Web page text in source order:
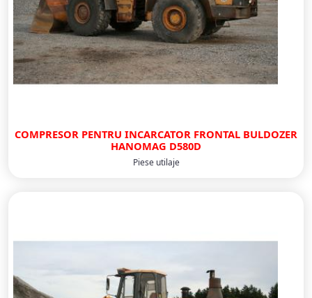
COMPRESOR PENTRU INCARCATOR FRONTAL BULDOZER
HANOMAG D580D
Piese utilaje